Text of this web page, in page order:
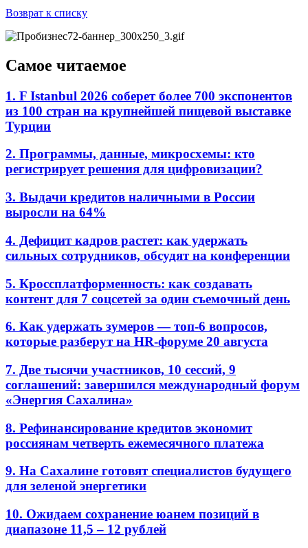
Возврат к списку
Самое читаемое
1. F Istanbul 2026 соберет более 700 экспонентов
из 100 стран на крупнейшей пищевой выставке
Турции
2. Программы, данные, микросхемы: кто
регистрирует решения для цифровизации?
3. Выдачи кредитов наличными в России
выросли на 64%
4. Дефицит кадров растет: как удержать
сильных сотрудников, обсудят на конференции
5. Кроссплатформенность: как создавать
контент для 7 соцсетей за один съемочный день
6. Как удержать зумеров — топ-6 вопросов,
которые разберут на HR-форуме 20 августа
7. Две тысячи участников, 10 сессий, 9
соглашений: завершился международный форум
«Энергия Сахалина»
8. Рефинансирование кредитов экономит
россиянам четверть ежемесячного платежа
9. На Сахалине готовят специалистов будущего
для зеленой энергетики
10. Ожидаем сохранение юанем позиций в
диапазоне 11,5 – 12 рублей